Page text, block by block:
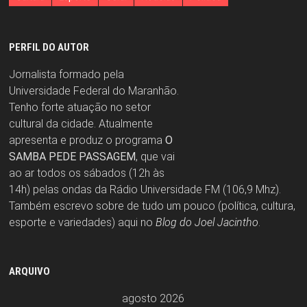
PERFIL DO AUTOR
Jornalista formado pela
Universidade Federal do Maranhão.
Tenho forte atuação no setor
cultural da cidade. Atualmente
apresenta e produz o programa O
SAMBA PEDE PASSAGEM, que vai
ao ar todos os sábados (12h às
14h) pelas ondas da Rádio Universidade FM (106,9 Mhz).
Também escrevo sobre de tudo um pouco (política, cultura,
esporte e variedades) aqui no Blog do Joel Jacintho
ARQUIVO
agosto 2026